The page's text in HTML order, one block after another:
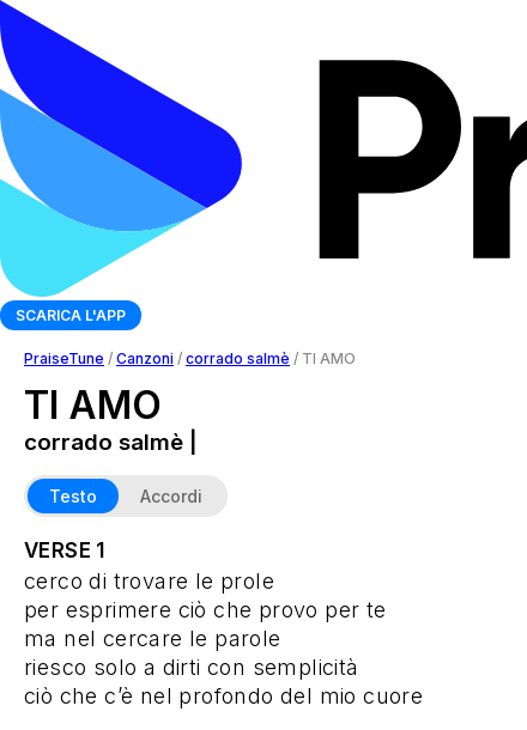
SCARICA L'APP
PraiseTune / Canzoni / corrado salmè / TI AMO
TI AMO
corrado salmè |
Testo Accordi
VERSE 1
cerco di trovare le prole
per esprimere ciò che provo per te
ma nel cercare le parole
riesco solo a dirti con semplicità
ciò che c’è nel profondo del mio cuore